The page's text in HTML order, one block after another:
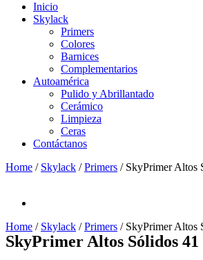
Inicio
Skylack
Primers
Colores
Barnices
Complementarios
Autoamérica
Pulido y Abrillantado
Cerámico
Limpieza
Ceras
Contáctanos
Home / Skylack /Primers / SkyPrimer Altos
Home / Skylack /Primers / SkyPrimer Altos
SkyPrimer Altos Sólidos 41